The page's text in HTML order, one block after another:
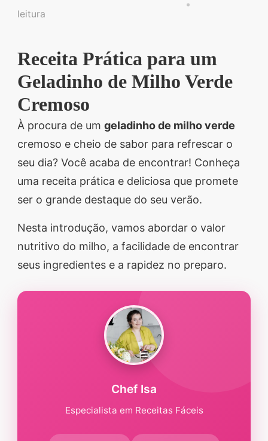
Descubra sobremesas
além de dicas exclusivas
que vão facilitar sua
Quer aprender a fazer
um almoço delicioso,
um jantar especial ou
sobremesas de dar água
na boca? Nós temos
precisa! Explore nosso
site e descubra técnicas
culinárias incríveis,
receitas rápidas e fáceis
que vão impressionar
todos ao seu redor.
Transforme suas
agora mesmo!
leitura
Receita Prática para um
Geladinho de Milho Verde
Cremoso
À procura de um geladinho de milho verde
cremoso e cheio de sabor para refrescar o
seu dia? Você acaba de encontrar! Conheça
uma receita prática e deliciosa que promete
ser o grande destaque do seu verão.
Nesta introdução, vamos abordar o valor
nutritivo do milho, a facilidade de encontrar
seus ingredientes e a rapidez no preparo.
Chef Isa
Especialista em Receitas Fáceis